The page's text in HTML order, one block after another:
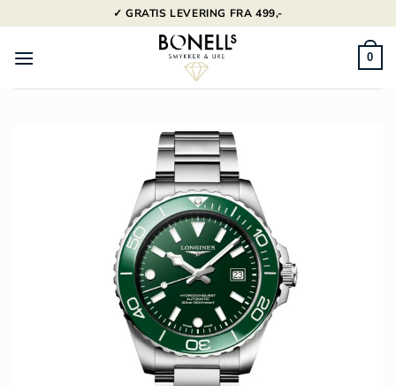
til
indhold
✓ GRATIS LEVERING FRA 499,-
0